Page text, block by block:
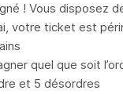
! Vous disposez
votre ticket est
quel que soit
et 5 désordres